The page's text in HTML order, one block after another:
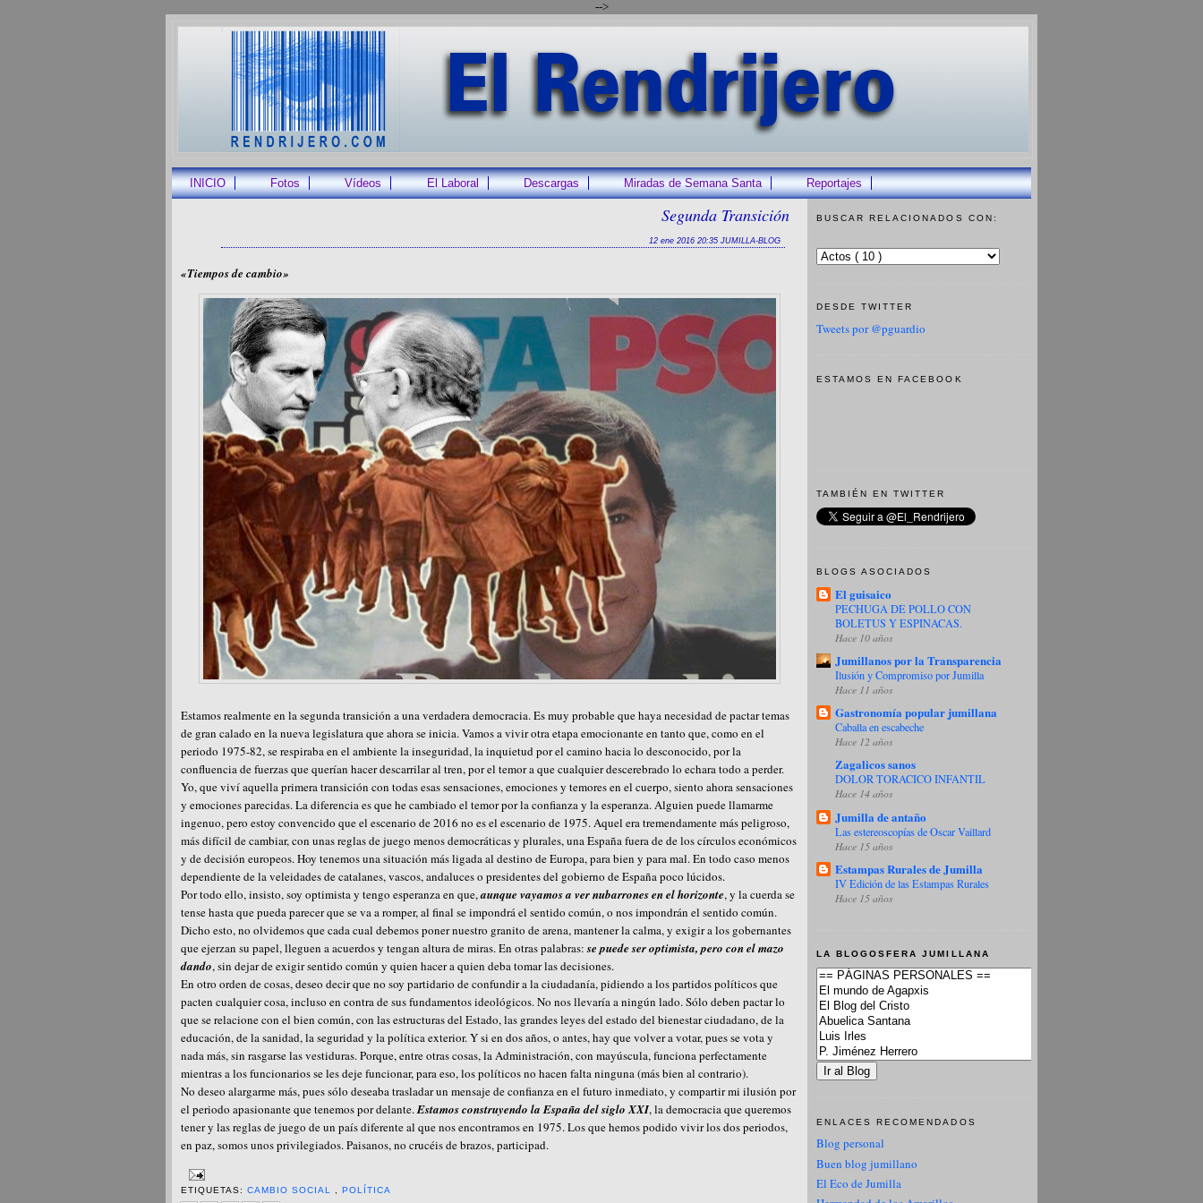
-->
INICIO Fotos Vídeos El Laboral Descargas Miradas de Semana Santa Reportajes
Segunda Transición
12 ene 2016 20:35 JUMILLA-BLOG
«Tiempos de cambio»
Estamos realmente en la segunda transición a una verdadera democracia. Es muy probable que haya necesidad de pactar temas
de gran calado en la nueva legislatura que ahora se inicia. Vamos a vivir otra etapa emocionante en tanto que, como en el
periodo 1975-82, se respiraba en el ambiente la inseguridad, la inquietud por el camino hacia lo desconocido, por la
confluencia de fuerzas que querían hacer descarrilar al tren, por el temor a que cualquier descerebrado lo echara todo a perder.
Yo, que viví aquella primera transición con todas esas sensaciones, emociones y temores en el cuerpo, siento ahora sensaciones
y emociones parecidas. La diferencia es que he cambiado el temor por la confianza y la esperanza. Alguien puede llamarme
ingenuo, pero estoy convencido que el escenario de 2016 no es el escenario de 1975. Aquel era tremendamente más peligroso,
más difícil de cambiar, con unas reglas de juego menos democráticas y plurales, una España fuera de de los círculos económicos
y de decisión europeos. Hoy tenemos una situación más ligada al destino de Europa, para bien y para mal. En todo caso menos
dependiente de la veleidades de catalanes, vascos, andaluces o presidentes del gobierno de España poco lúcidos.
Por todo ello, insisto, soy optimista y tengo esperanza en que,aunque vayamos a ver nubarrones en el horizonte, y la cuerda se
tense hasta que pueda parecer que se va a romper, al final se impondrá el sentido común, o nos impondrán el sentido común.
Dicho esto, no olvidemos que cada cual debemos poner nuestro granito de arena, mantener la calma, y exigir a los gobernantes
que ejerzan su papel, lleguen a acuerdos y tengan altura de miras. En otras palabras: se puede ser optimista, pero con el mazo
dando, sin dejar de exigir sentido común y quien hacer a quien deba tomar las decisiones.
En otro orden de cosas, deseo decir que no soy partidario de confundir a la ciudadanía, pidiendo a los partidos políticos que
pacten cualquier cosa, incluso en contra de sus fundamentos ideológicos. No nos llevaría a ningún lado. Sólo deben pactar lo
que se relacione con el bien común, con las estructuras del Estado, las grandes leyes del estado del bienestar ciudadano, de la
educación, de la sanidad, la seguridad y la política exterior. Y si en dos años, o antes, hay que volver a votar, pues se vota y
nada más, sin rasgarse las vestiduras. Porque, entre otras cosas, la Administración, con mayúscula, funciona perfectamente
mientras a los funcionarios se les deje funcionar, para eso, los políticos no hacen falta ninguna (más bien al contrario).
No deseo alargarme más, pues sólo deseaba trasladar un mensaje de confianza en el futuro inmediato, y compartir mi ilusión por
el periodo apasionante que tenemos por delante. Estamos construyendo la España del siglo XXI, la democracia que queremos
tener y las reglas de juego de un país diferente al que nos encontramos en 1975. Los que hemos podido vivir los dos periodos,
en paz, somos unos privilegiados. Paisanos, no crucéis de brazos, participad.
ETIQUETAS:CAMBIO SOCIAL ,POLÍTICA
BUSCAR RELACIONADOS CON:
DESDE TWITTER
Tweets por @pguardio
ESTAMOS EN FACEBOOK
TAMBIÉN EN TWITTER
BLOGS ASOCIADOS
El guisaico
PECHUGA DE POLLO CON
BOLETUS Y ESPINACAS.
Hace 10 años
Jumillanos por la Transparencia
Ilusión y Compromiso por Jumilla
Hace 11 años
Gastronomía popular jumillana
Caballa en escabeche
Hace 12 años
Zagalicos sanos
DOLOR TORACICO INFANTIL
Hace 14 años
Jumilla de antaño
Las estereoscopías de Oscar Vaillard
Hace 15 años
Estampas Rurales de Jumilla
IV Edición de las Estampas Rurales
Hace 15 años
LA BLOGOSFERA JUMILLANA
ENLACES RECOMENDADOS
Blog personal
Buen blog jumillano
El Eco de Jumilla